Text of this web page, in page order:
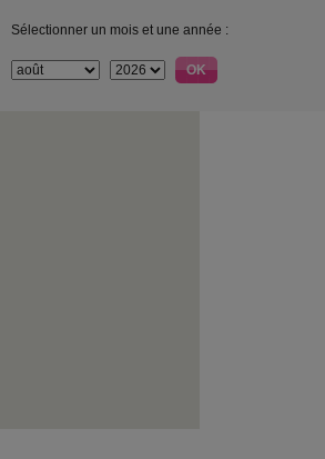
Sélectionner un mois et une année :